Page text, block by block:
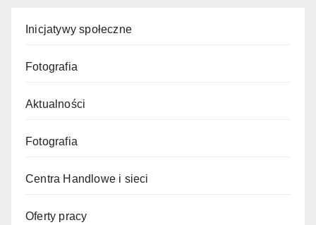
Inicjatywy społeczne
Fotografia
Aktualności
Fotografia
Centra Handlowe i sieci
Oferty pracy